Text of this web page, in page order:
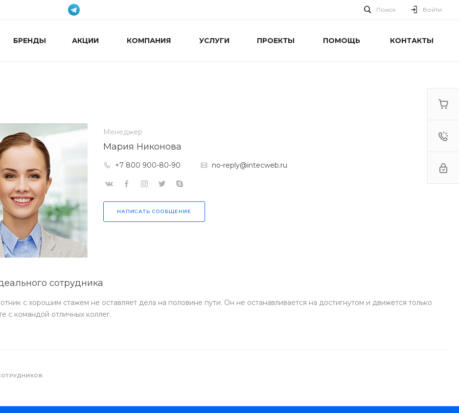
Поиск Войти
БРЕНДЫ АКЦИИ КОМПАНИЯ УСЛУГИ ПРОЕКТЫ ПОМОЩЬ КОНТАКТЫ
Менеджер
Мария Никонова
+7 800 900-80-90 no-reply@intecweb.ru
НАПИСАТЬ СООБЩЕНИЕ
сотрудника
с хорошим стажем не оставляет дела на половине пути. Он не останавливается на достигнутом и движется только
с командой отличных коллег.